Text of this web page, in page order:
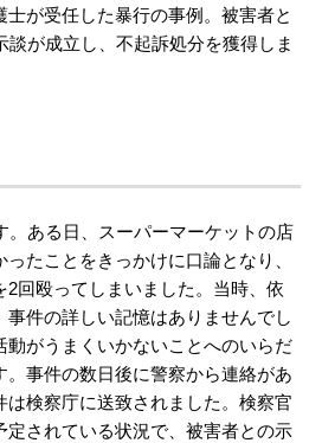
お手紙
ミ評判
知りたい方
が受任した暴行の事例。被害者と
談が成立し、不起訴処分を獲得しま
。ある日、スーパーマーケットの店
たことをきっかけに口論となり、
回殴ってしまいました。当時、依
件の詳しい記憶はありませんでし
動がうまくいかないことへのいらだ
。事件の数日後に警察から連絡があ
は検察庁に送致されました。検察官
定されている状況で、被害者との示